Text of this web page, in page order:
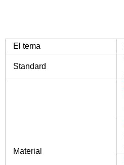
El tema
Standard
Material